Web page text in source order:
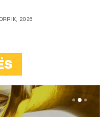
2025